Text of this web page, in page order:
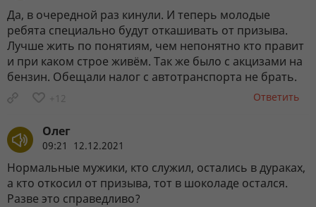
Да, в очередной раз кинули. И теперь молодые
ребята специально будут откашивать от призыва.
Лучше жить по понятиям, чем непонятно кто правит
и при каком строе живём. Так же было с акцизами на
бензин. Обещали налог с автотранспорта не брать.
+12 Ответить
Олег
09:21 12.12.2021
Нормальные мужики, кто служил, остались в дураках,
а кто откосил от призыва, тот в шоколаде остался.
Разве это справедливо?